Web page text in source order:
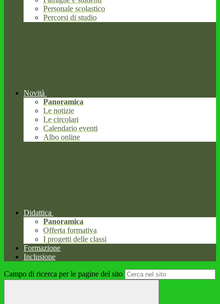
Personale scolastico
Percorsi di studio
Novità
Panoramica
Le notizie
Le circolari
Calendario eventi
Albo online
Didattica
Panoramica
Offerta formativa
I progetti delle classi
Formazione
Inclusione
Campo di ricerca per le pagine del sito